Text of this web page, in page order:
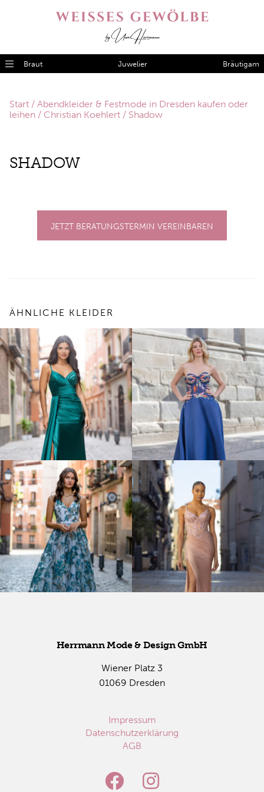
Braut Juwelier Bräutigam
Start / Abendkleider & Festmode in Dresden kaufen oder
leihen / Christian Koehlert / Shadow
SHADOW
JETZT BERATUNGSTERMIN VEREINBAREN
ÄHNLICHE KLEIDER
Herr­mann Mode & De­sign GmbH
Wie­ner Platz 3
01069 Dres­den
Impressum
Datenschutzerklärung
AGB